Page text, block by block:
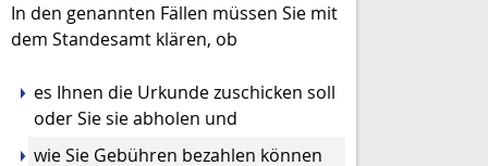
In den genannten Fällen müssen Sie mit
dem Standesamt klären, ob
es Ihnen die Urkunde zuschicken soll
oder Sie sie abholen und
wie Sie Gebühren bezahlen können